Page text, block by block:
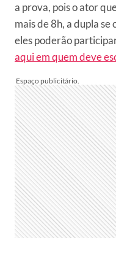
a prova, pois o ator
mais de 8h, a dupla se
eles poderão
aqui em quem deve